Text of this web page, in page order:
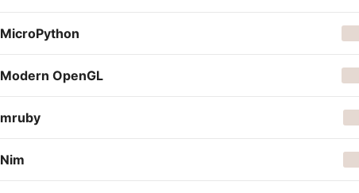
MicroPython
Modern OpenGL
mruby
Nim